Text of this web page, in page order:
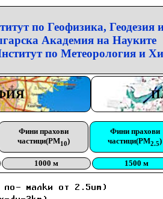
по Геофизика, Геодезия
Академия на Науките
по Метеорология и
Фини прахови
частици(PM10)
Фини прахови
частици(PM2.5)
1000 м 1500 м